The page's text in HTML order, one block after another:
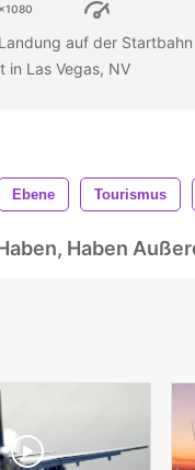
auf der
in Las Vegas, NV
Ebene Tourismus
Haben